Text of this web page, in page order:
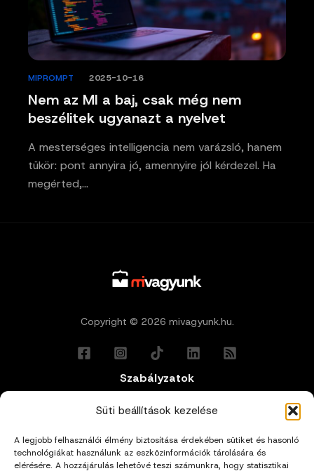
Süti beállítások kezelése
A legjobb felhasználói élmény biztosítása érdekében sütiket és hasonló
technológiákat használunk az eszközinformációk tárolására és
elérésére. A hozzájárulás lehetővé teszi számunkra, hogy statisztikai
Nem az MI a baj, csak még nem
beszélitek ugyanazt a nyelvet
MIPROMPT 2025-10-16
A mesterséges intelligencia nem varázsló, hanem
tükör: pont annyira jó, amennyire jól kérdezel. Ha
megérted,…
Copyright © 2026 mivagyunk.hu.
Szabályzatok
Általános Felhasználási Feltételek
Adatkezelési Tájékoztató